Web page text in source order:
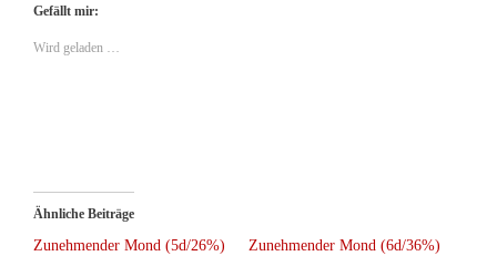
Gefällt mir:
Wird geladen …
Ähnliche Beiträge
Zunehmender Mond (5d/26%)
Zunehmender Mond (6d/36%)